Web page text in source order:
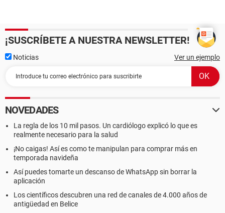
¡SUSCRÍBETE A NUESTRA NEWSLETTER!
Noticias Ver un ejemplo
NOVEDADES
La regla de los 10 mil pasos. Un cardiólogo explicó lo que es
realmente necesario para la salud
¡No caigas! Así es como te manipulan para comprar más en
temporada navideña
Así puedes tomarte un descanso de WhatsApp sin borrar la
aplicación
Los científicos descubren una red de canales de 4.000 años de
antigüedad en Belice